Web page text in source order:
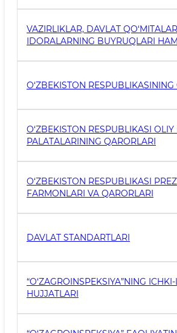
VAZIRLIKLAR, DAVLAT
IDORALARNING BUYRUQLARI
O‘ZBEKISTON
O‘ZBEKISTON RESPUBLIKASI OLIY
PALATALARINING QARORLARI
O‘ZBEKISTON RESPUBLIKASI
FARMONLARI VA QARORLARI
DAVLAT STANDARTLARI
“O‘ZAGROINSPEKSIYA”NING
HUJJATLARI